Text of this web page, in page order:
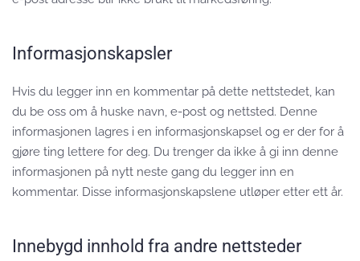
Informasjonskapsler
Hvis du legger inn en kommentar på dette nettstedet, kan
du be oss om å huske navn, e-post og nettsted. Denne
informasjonen lagres i en informasjonskapsel og er der for å
gjøre ting lettere for deg. Du trenger da ikke å gi inn denne
informasjonen på nytt neste gang du legger inn en
kommentar. Disse informasjonskapslene utløper etter ett år.
Innebygd innhold fra andre nettsteder